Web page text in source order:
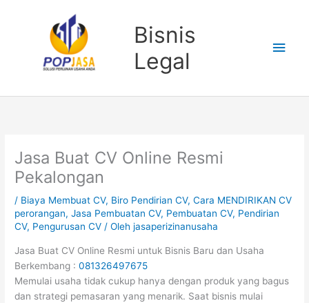
Bisnis
Legal
Jasa Buat CV Online Resmi
Pekalongan
/ Biaya Membuat CV, Biro Pendirian CV,Cara MENDIRIKAN CV
perorangan,Jasa Pembuatan CV, Pembuatan CV, Pendirian
CV, Pengurusan CV / Olehjasaperizinanusaha
Jasa Buat CV Online Resmi untuk Bisnis Baru dan Usaha
Berkembang :081326497675
Memulai usaha tidak cukup hanya dengan produk yang bagus
dan strategi pemasaran yang menarik. Saat bisnis mulai